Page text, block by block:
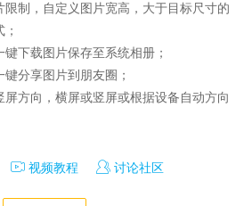
制，自定义图片宽高，大于目标尺寸的
下载图片保存至系统相册；
分享图片到朋友圈；
方向，横屏或竖屏或根据设备自动方向
视频教程 讨论社区